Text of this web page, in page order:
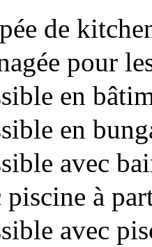
de
pour
en
en
avec
piscine à
avec